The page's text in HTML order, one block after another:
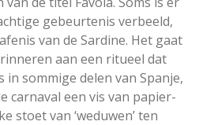
gebeurtenis verbeeld,
van de Sardine. Het gaat
aan een ritueel dat
sommige delen van Spanje,
carnaval een vis van papier-
stoet van ‘weduwen’ ten